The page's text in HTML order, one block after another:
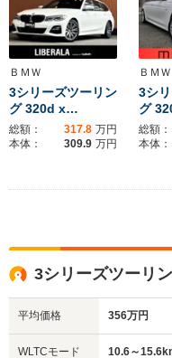
ＢＭＷ
3シリーズツーリン
グ 320d x…
総額： 317.8 万円
本体：
309.9 万円
ＢＭＷ
3シ
グ
総額：
本体：
3シリーズツーリ
平均価格 356万円
WLTCモード 10.6～